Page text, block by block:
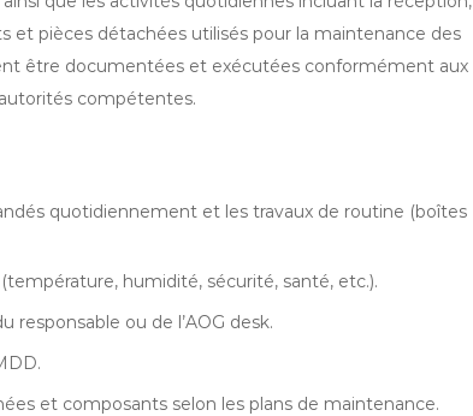
et pièces détachées utilisés pour la maintenance des
être documentées et exécutées conformément aux
compétentes.
quotidiennement et les travaux de routine (boîtes
humidité, sécurité, santé, etc.).
responsable ou de l’AOG desk.
et composants selon les plans de maintenance.